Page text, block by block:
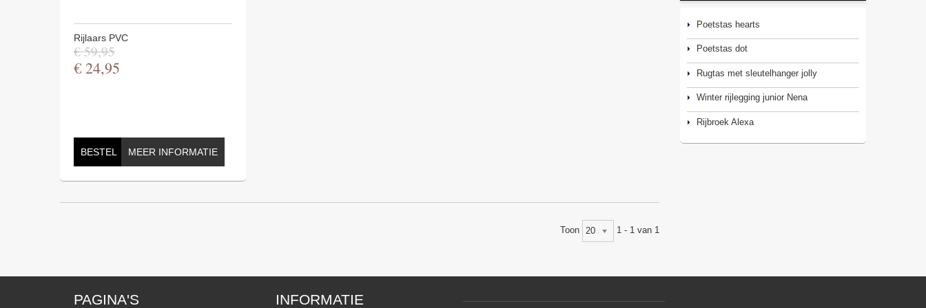
Rijlaars PVC
€ 59,95
€ 24,95
BESTEL MEER INFORMATIE
Toon 20 1 - 1 van 1
Poetstas hearts
Poetstas dot
Rugtas met sleutelhanger jolly
Winter rijlegging junior Nena
Rijbroek Alexa
PAGINA'S INFORMATIE